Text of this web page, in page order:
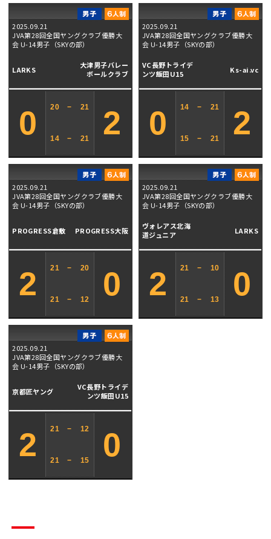
2025.09.21
JVA第28回全国ヤングクラブ優勝大
会 U-14男子（SKYの部）
LARKS
大津男子バレー
ボールクラブ
0 20 − 21
14 − 21 2
2025.09.21
JVA第28回全国ヤングクラブ優勝大
会 U-14男子（SKYの部）
VC長野トライデ
ンツ飯田U15
Ks-ai.vc
0 14 − 21
15 − 21 2
2025.09.21
JVA第28回全国ヤングクラブ優勝大
会 U-14男子（SKYの部）
PROGRESS倉敷 PROGRESS大阪
2 21 − 20
21 − 12 0
2025.09.21
JVA第28回全国ヤングクラブ優勝大
会 U-14男子（SKYの部）
ヴォレアス北海
道ジュニア
LARKS
2 21 − 10
21 − 13 0
2025.09.21
JVA第28回全国ヤングクラブ優勝大
会 U-14男子（SKYの部）
京都匠ヤング
VC長野トライデ
ンツ飯田U15
2 21 − 12
21 − 15 0